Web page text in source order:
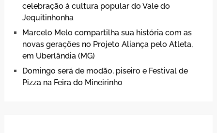
celebração à cultura popular do Vale do
Jequitinhonha
Marcelo Melo compartilha sua história com as
novas gerações no Projeto Aliança pelo Atleta,
em Uberlândia (MG)
Domingo será de modão, piseiro e Festival de
Pizza na Feira do Mineirinho